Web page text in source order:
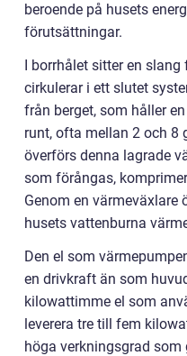
beroende på husets
förutsättningar.
I borrhålet sitter en
cirkulerar i ett slutet
från berget, som håller
runt, ofta mellan 2 och 8
överförs denna lagrade
som förångas,
Genom en värmeväxlare
husets vattenburna
Den el som
en drivkraft än som
kilowattimme el som
leverera tre till fem
höga verkningsgrad som